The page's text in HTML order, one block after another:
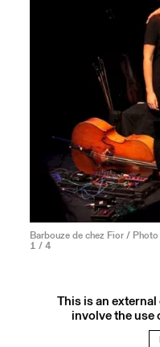
Barbouze de chez Fior /
1 / 4
This is an
involve the